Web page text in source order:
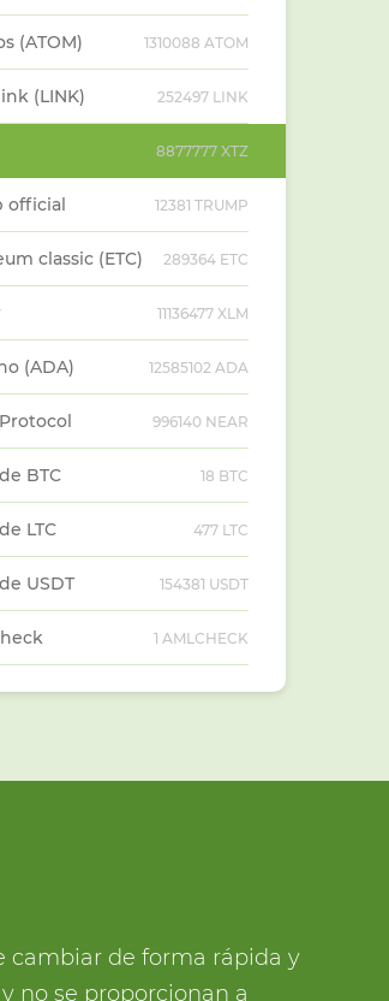
(ATOM) 1310088 ATOM
(LINK) 252497 LINK
8877777 XTZ
official 12381 TRUMP
classic (ETC) 289364 ETC
11136477 XLM
(ADA) 12585102 ADA
996140 NEAR
BTC 18 BTC
LTC 477 LTC
USDT 154381 USDT
1 AMLCHECK
cambiar de forma rápida y
no se proporcionan a